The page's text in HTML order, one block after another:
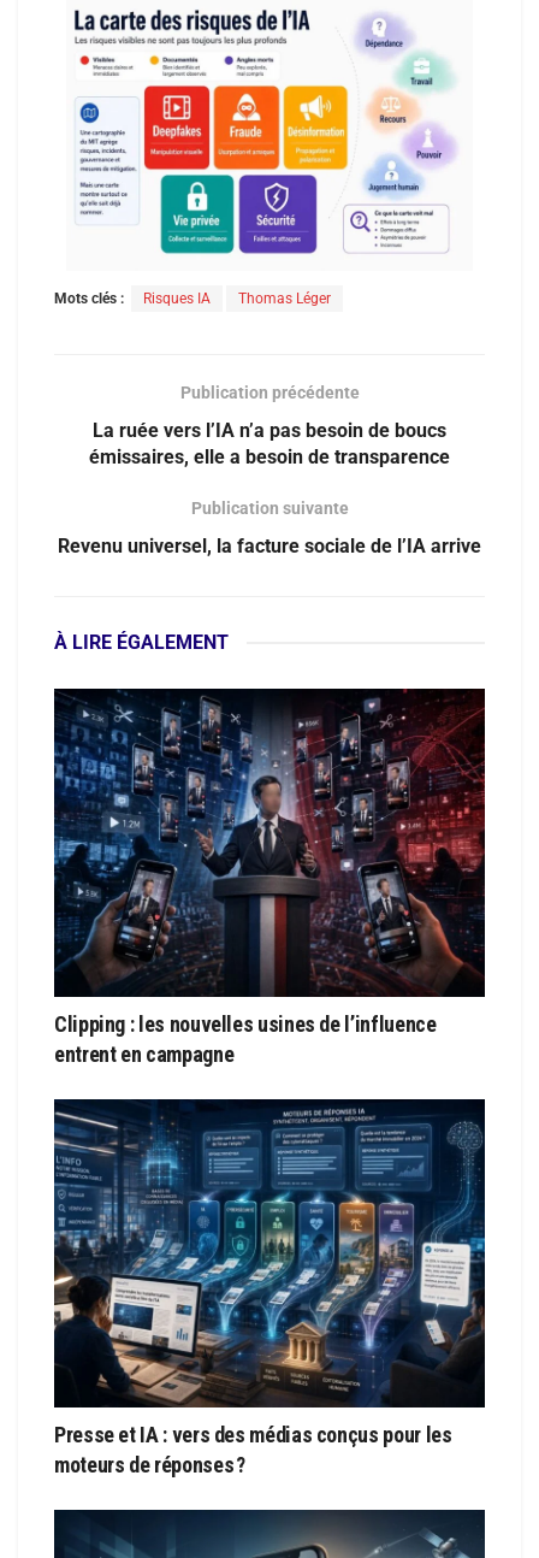
Mots clés : Risques IA Thomas Léger
Publication précédente
La ruée vers l’IA n’a pas besoin de boucs
émissaires, elle a besoin de transparence
Publication suivante
Revenu universel, la facture sociale de l’IA arrive
À LIRE ÉGALEMENT
Clipping : les nouvelles usines de l’influence
entrent en campagne
Presse et IA : vers des médias conçus pour les
moteurs de réponses ?